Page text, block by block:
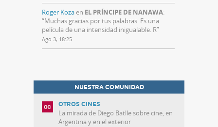
Roger Kozaen EL PRÍNCIPE DE NANAWA:
“Muchas gracias por tus palabras. Es una
película de una intensidad inigualable. R”
Ago 3, 18:25
NUESTRA COMUNIDAD
OTROS CINES
La mirada de Diego Batlle sobre cine, en
Argentina y en el exterior